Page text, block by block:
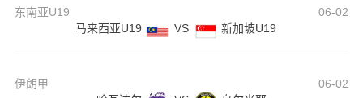
东南亚U19
06-02
马来西亚U19
VS 新加坡U19
伊朗甲
06-02